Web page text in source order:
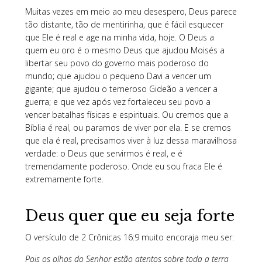
Muitas vezes em meio ao meu desespero, Deus parece
tão distante, tão de mentirinha, que é fácil esquecer
que Ele é real e age na minha vida, hoje. O Deus a
quem eu oro é o mesmo Deus que ajudou Moisés a
libertar seu povo do governo mais poderoso do
mundo; que ajudou o pequeno Davi a vencer um
gigante; que ajudou o temeroso Gideão a vencer a
guerra; e que vez após vez fortaleceu seu povo a
vencer batalhas físicas e espirituais. Ou cremos que a
Bíblia é real, ou paramos de viver por ela. E se cremos
que ela é real, precisamos viver à luz dessa maravilhosa
verdade: o Deus que servirmos é real, e é
tremendamente poderoso. Onde eu sou fraca Ele é
extremamente forte.
Deus quer que eu seja forte
O versículo de 2 Crônicas 16:9 muito encoraja meu ser:
Pois os olhos do Senhor estão atentos sobre toda a terra